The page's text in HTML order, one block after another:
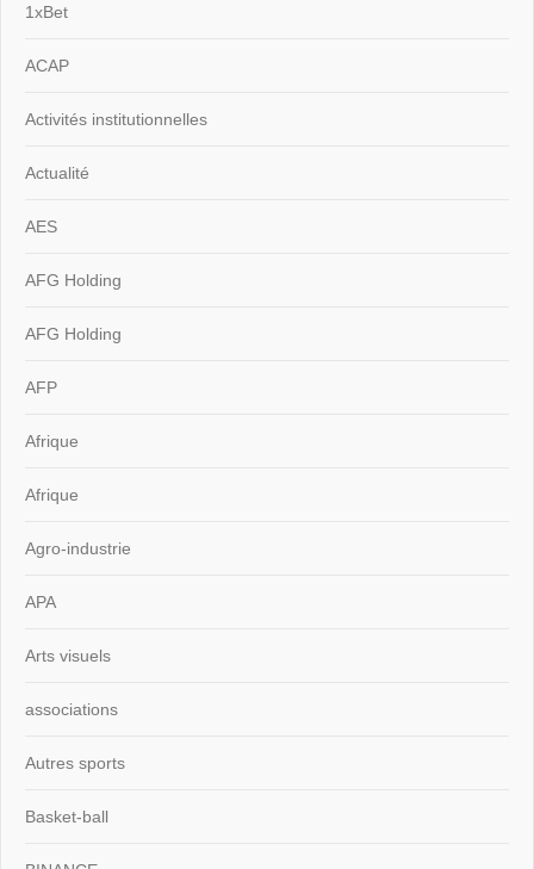
1xBet
ACAP
Activités institutionnelles
Actualité
AES
AFG Holding
AFG Holding
AFP
Afrique
Afrique
Agro-industrie
APA
Arts visuels
associations
Autres sports
Basket-ball